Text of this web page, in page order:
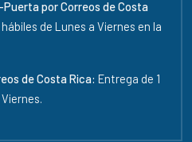
por Correos de Costa
de Lunes a Viernes en la
de Costa Rica: Entrega de 1